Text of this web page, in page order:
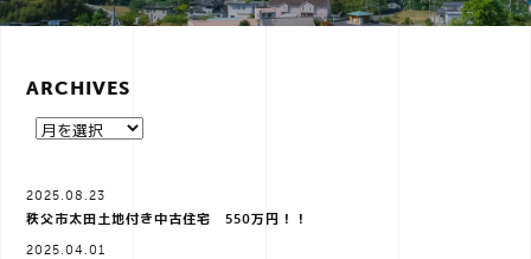
l
ARCHIVES
2025.08.23
秩父市太田土地付き中古住宅 550万円！！
2025.04.01